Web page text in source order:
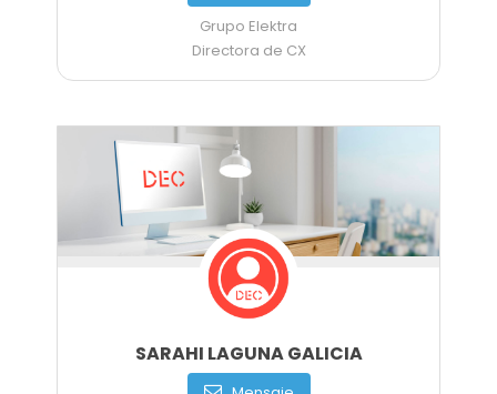
Grupo Elektra
Directora de CX
SARAHI LAGUNA GALICIA